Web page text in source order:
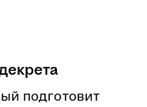
подготовит